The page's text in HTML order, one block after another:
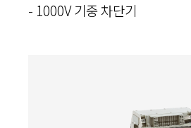
- 1000V 기중 차단기